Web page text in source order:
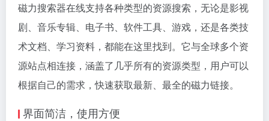
磁力搜索器在线支持各种类型的资源搜索，无论是影视
剧、音乐专辑、电子书、软件工具、游戏，还是各类技
术文档、学习资料，都能在这里找到。它与全球多个资
源站点相连接，涵盖了几乎所有的资源类型，用户可以
根据自己的需求，快速获取最新、最全的磁力链接。
界面简洁，使用方便